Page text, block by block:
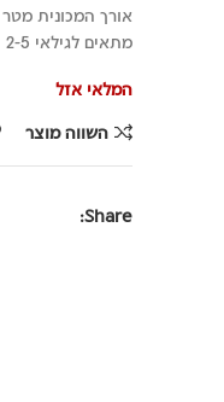
אורך המכונית מטר
מתאים לגילאי 2-5
המלאי אזל
השווה מוצר
Share: